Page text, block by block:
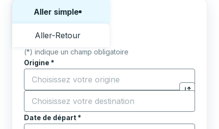
Aller simple
Aller-Retour
(*) indique un champ obligatoire
Origine *
Commencez à saisir la ville d'origine pour ouvrir
Cliquez
Destination*
Commencez à saisir la ville de destination pour
Date de départ*
Tapez la date au format date Barre oblique du mois à